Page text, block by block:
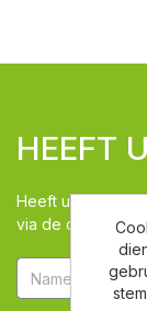
HEEFT
Heeft u vragen
via de chat zijn